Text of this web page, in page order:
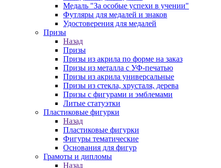
Медаль "За особые успехи в учении"
Футляры для медалей и знаков
Удостоверения для медалей
Призы
Назад
Призы
Призы из акрила по форме на заказ
Призы из металла с УФ-печатью
Призы из акрила универсальные
Призы из стекла, хрусталя, дерева
Призы с фигурами и эмблемами
Литые статуэтки
Пластиковые фигурки
Назад
Пластиковые фигурки
Фигуры тематические
Основания для фигур
Грамоты и дипломы
Назад